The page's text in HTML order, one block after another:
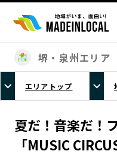
エリアから探す
北海道エリア
岩手エリア
秋田エリア
福島エリア
堺・泉州エリア
エリアトップ
夏だ！音楽だ！
「MUSIC